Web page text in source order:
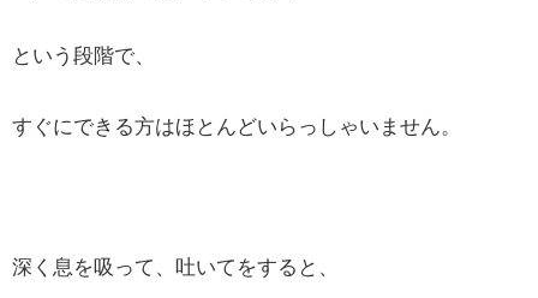
という段階で、
すぐにできる方はほとんどいらっしゃいません。
深く息を吸って、吐いてをすると、